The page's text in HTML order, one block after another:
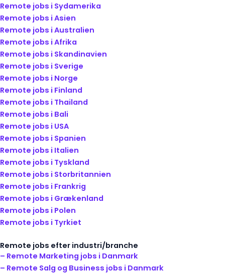
Remote jobs i Sydamerika
Remote jobs i Asien
Remote jobs i Australien
Remote jobs i Afrika
Remote jobs i Skandinavien
Remote jobs i Sverige
Remote jobs i Norge
Remote jobs i Finland
Remote jobs i Thailand
Remote jobs i Bali
Remote jobs i USA
Remote jobs i Spanien
Remote jobs i Italien
Remote jobs i Tyskland
Remote jobs i Storbritannien
Remote jobs i Frankrig
Remote jobs i Grækenland
Remote jobs i Polen
Remote jobs i Tyrkiet
Remote jobs efter industri/branche
– Remote Marketing jobs i Danmark
– Remote Salg og Business jobs i Danmark